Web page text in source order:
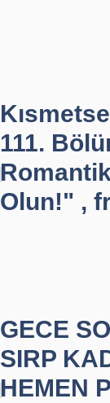
111.
Olun!" ,
GECE
SIRP
HEMEN